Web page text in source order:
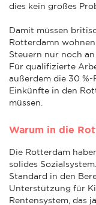
dies kein großes
Damit müssen
Rotterdamn
Steuern nur noch
Für qualifizierte
außerdem die 30
Einkünfte in den
müssen.
Warum in die
Die Rotterdam
solides
Standard in den
Unterstützung für
Rentensystem, das